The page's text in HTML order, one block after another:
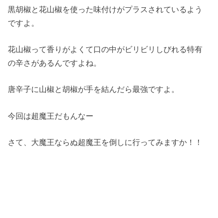
黒胡椒と花山椒を使った味付けがプラスされているよう
ですよ。
花山椒って香りがよくて口の中がビリビリしびれる特有
の辛さがあるんですよね。
唐辛子に山椒と胡椒が手を結んだら最強ですよ。
今回は超魔王だもんなー
さて、大魔王ならぬ超魔王を倒しに行ってみますか！！